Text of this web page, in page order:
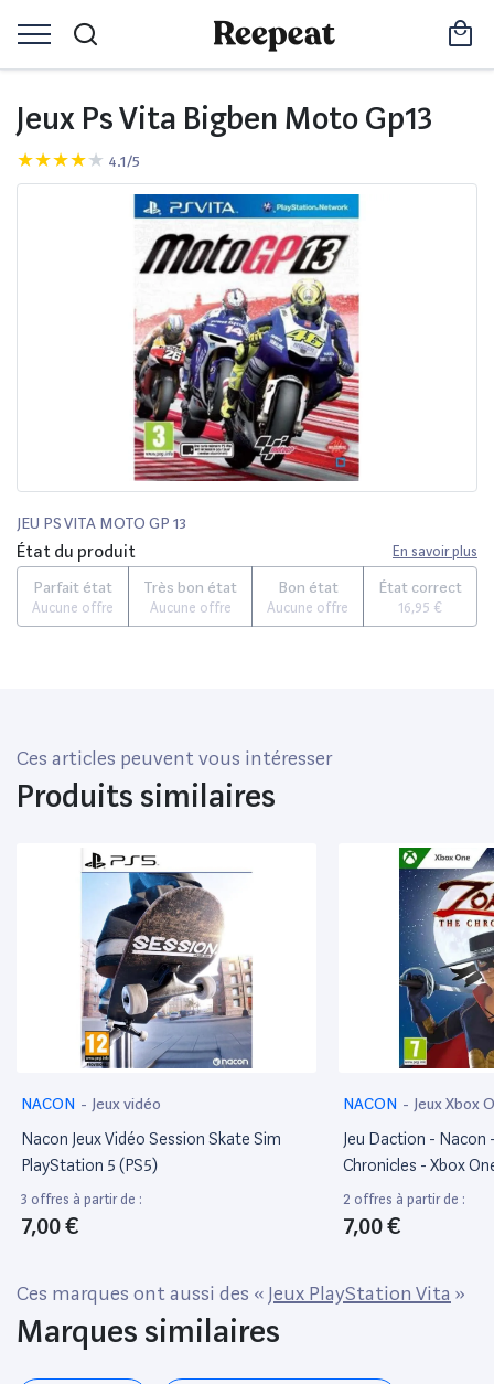
Jeux Ps Vita Bigben Moto Gp13
4.1/5
JEU PS VITA MOTO GP 13
État du produit En savoir plus
Parfait état
Aucune offre
Très bon état
Aucune offre
Bon état
Aucune offre
État correct
16,95 €
Ces articles peuvent vous intéresser
Produits similaires
NACON - Jeux vidéo
Nacon Jeux Vidéo Session Skate Sim
PlayStation 5 (PS5)
3 offres à partir de :
7,00 €
NACON - Jeux Xbox
Jeu Daction - Nacon
Chronicles - Xbox
- 12+
2 offres à partir de :
7,00 €
Ces marques ont aussi des « Jeux PlayStation Vita »
Marques similaires